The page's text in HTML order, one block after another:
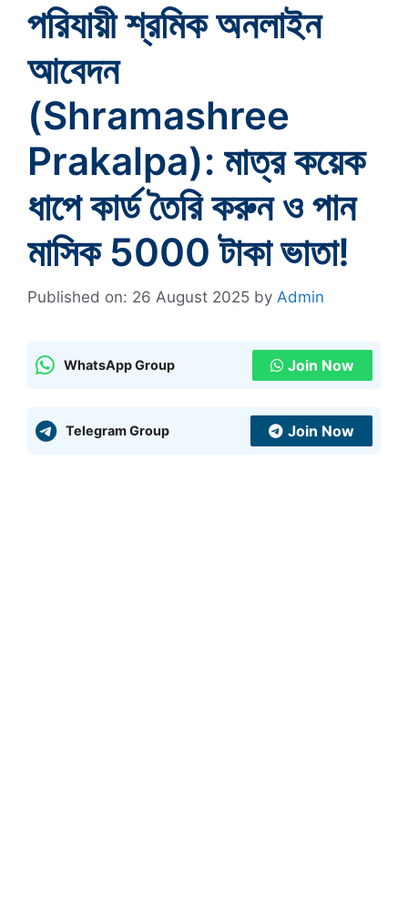
পরিযায়ী শ্রমিক অনলাইন
আবেদন
(Shramashree
Prakalpa): মাত্র কয়েক
ধাপে কার্ড তৈরি করুন ও পান
মাসিক 5000 টাকা ভাতা!
Published on: 26 August 2025 by Admin
WhatsApp Group Join Now
Telegram Group Join Now